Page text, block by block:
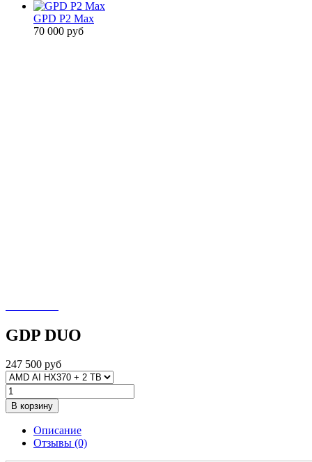
GPD P2 Max
70 000 руб
GDP DUO
247 500 руб
В корзину
Описание
Отзывы (0)